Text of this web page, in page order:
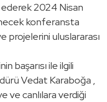
2024 Nisan
konferansta
projelerini uluslararası
başarısı ile ilgili
Vedat Karaboğa ,
ve canlılara verdiği